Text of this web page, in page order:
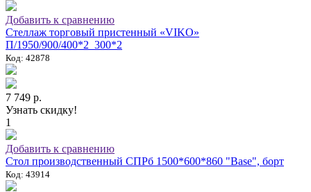
Добавить к сравнению
Стеллаж торговый пристенный «VIKO»
П/1950/900/400*2_300*2
Код: 42878
7 749 р.
Узнать скидку!
1
Добавить к сравнению
Стол производственный СПРб 1500*600*860 "Base", борт
Код: 43914